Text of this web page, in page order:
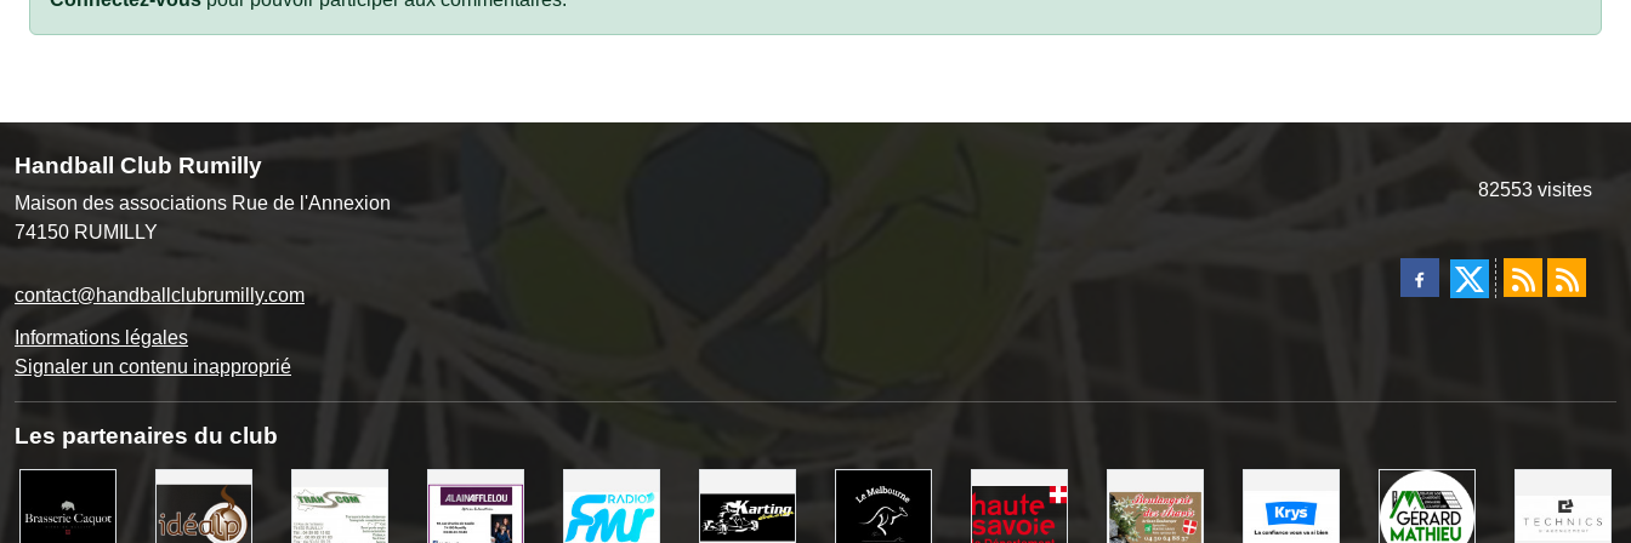
Handball Club Rumilly
Maison des associations Rue de l'Annexion
74150 RUMILLY
contact@handballclubrumilly.com
Informations légales
Signaler un contenu inapproprié
82553 visites
Les partenaires du club